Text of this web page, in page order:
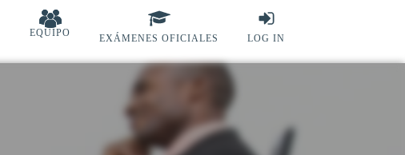
EQUIPO EXÁMENES OFICIALES LOG IN